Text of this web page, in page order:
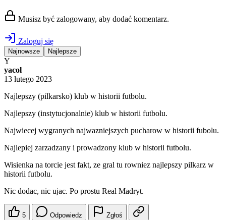
Musisz być zalogowany, aby dodać komentarz.
Zaloguj się
Najnowsze Najlepsze
Y
yacol
13 lutego 2023
Najlepszy (pilkarsko) klub w historii futbolu.
Najlepszy (instytucjonalnie) klub w historii futbolu.
Najwiecej wygranych najwazniejszych pucharow w historii fubolu.
Najlepiej zarzadzany i prowadzony klub w historii futbolu.
Wisienka na torcie jest fakt, ze gral tu rowniez najlepszy pilkarz w
historii futbolu.
Nic dodac, nic ujac. Po prostu Real Madryt.
5 Odpowiedz Zgłoś